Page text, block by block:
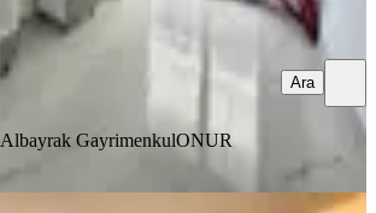
Albayrak GayrimenkulONUR
Ara